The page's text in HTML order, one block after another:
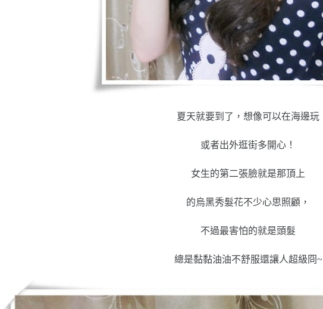
夏天就要到了，想像可以在海邊玩
或者出外逛街多開心！
女生的第二張臉就是那頂上
的烏黑秀髮花不少心思照顧，
不過最害怕的就是頭髮
總是黏黏油油不舒服還讓人超級冏~